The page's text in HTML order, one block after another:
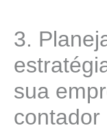
3.
sua
contador